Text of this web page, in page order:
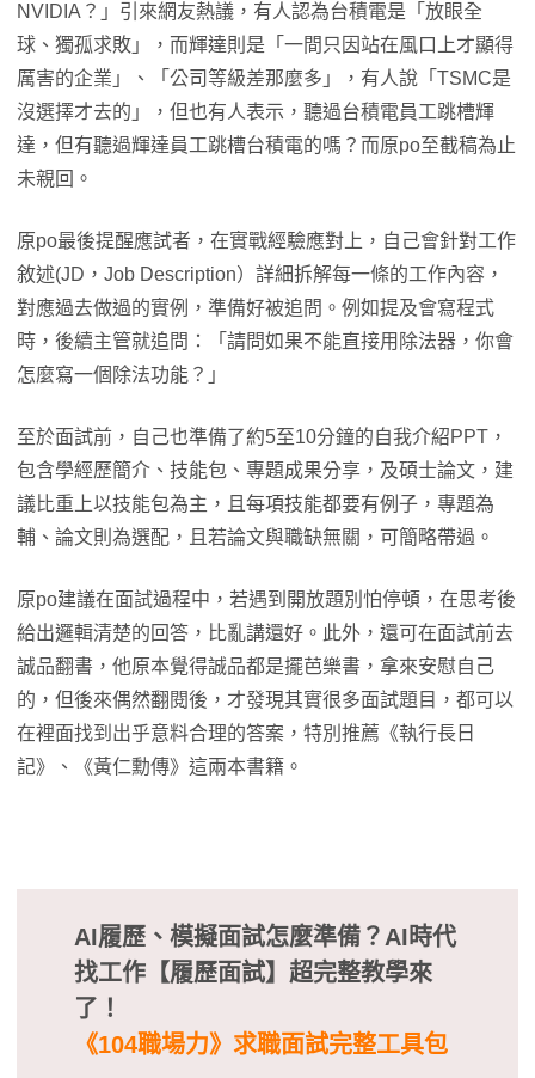
NVIDIA？」引來網友熱議，有人認為台積電是「放眼全
球、獨孤求敗」，而輝達則是「一間只因站在風口上才顯得
厲害的企業」、「公司等級差那麼多」，有人說「TSMC是
沒選擇才去的」，但也有人表示，聽過台積電員工跳槽輝
達，但有聽過輝達員工跳槽台積電的嗎？而原po至截稿為止
未親回。
原po最後提醒應試者，在實戰經驗應對上，自己會針對工作
敘述(JD，Job Description）詳細拆解每一條的工作內容，
對應過去做過的實例，準備好被追問。例如提及會寫程式
時，後續主管就追問：「請問如果不能直接用除法器，你會
怎麼寫一個除法功能？」
至於面試前，自己也準備了約5至10分鐘的自我介紹PPT，
包含學經歷簡介、技能包、專題成果分享，及碩士論文，建
議比重上以技能包為主，且每項技能都要有例子，專題為
輔、論文則為選配，且若論文與職缺無關，可簡略帶過。
原po建議在面試過程中，若遇到開放題別怕停頓，在思考後
給出邏輯清楚的回答，比亂講還好。此外，還可在面試前去
誠品翻書，他原本覺得誠品都是擺芭樂書，拿來安慰自己
的，但後來偶然翻閱後，才發現其實很多面試題目，都可以
在裡面找到出乎意料合理的答案，特別推薦《執行長日
記》、《黃仁勳傳》這兩本書籍。
AI履歷、模擬面試怎麼準備？AI時代
找工作【履歷面試】超完整教學來
了！
《104職場力》求職面試完整工具包